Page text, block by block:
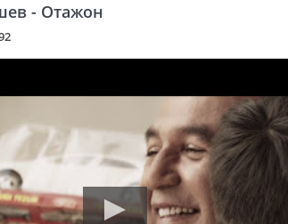
- Отажон